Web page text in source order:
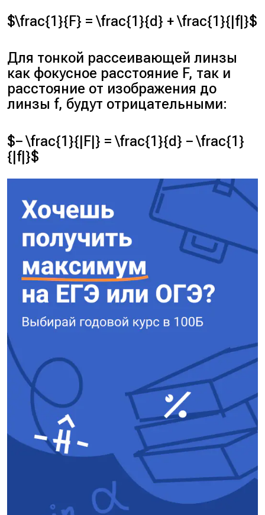
$\frac{1}{F} = \frac{1}{d} + \frac{1}{|f|}$
Для тонкой рассеивающей линзы
как фокусное расстояние F, так и
расстояние от изображения до
линзы f, будут отрицательными:
$− \frac{1}{|F|} = \frac{1}{d} − \frac{1}
{|f|}$